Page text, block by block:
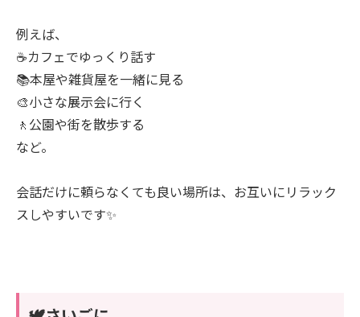
例えば、
☕カフェでゆっくり話す
📚本屋や雑貨屋を一緒に見る
🎨小さな展示会に行く
🚶公園や街を散歩する
など。
会話だけに頼らなくても良い場所は、お互いにリラック
スしやすいです✨